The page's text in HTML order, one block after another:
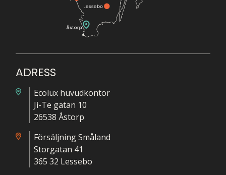
ADRESS
Ecolux huvudkontor
Ji-Te gatan 10
26538 Åstorp
Försäljning Småland
Storgatan 41
365 32 Lessebo